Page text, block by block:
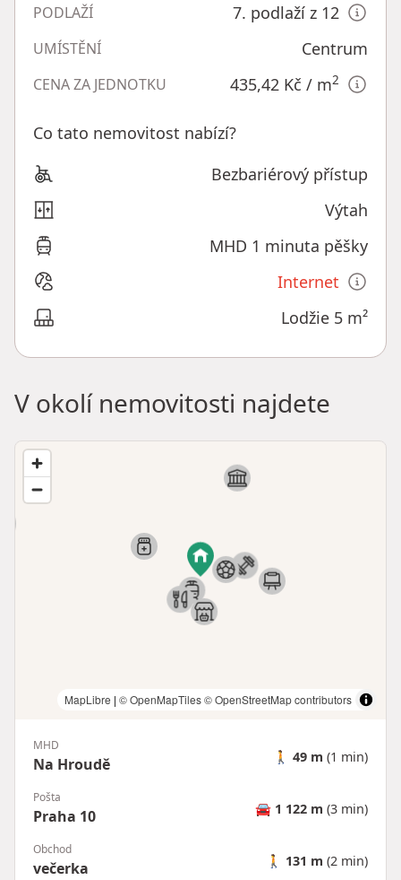
PODLAŽÍ 7. podlaží z 12
UMÍSTĚNÍ Centrum
CENA ZA JEDNOTKU 435,42 Kč / m2
Co tato nemovitost nabízí?
Bezbariérový přístup
Výtah
MHD 1 minuta pěšky
Internet
Lodžie 5 m²
V okolí nemovitosti najdete
MapLibre | © OpenMapTiles© OpenStreetMap contributors
MHD
Na Hroudě 🚶 49 m (1 min)
Pošta
Praha 10 🚘 1 122 m (3 min)
Obchod
večerka 🚶 131 m (2 min)